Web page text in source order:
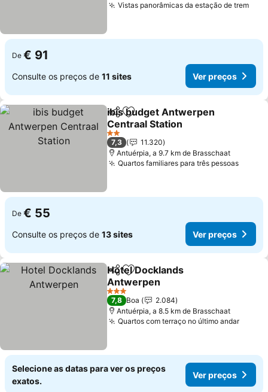
Vistas panorâmicas da estação de trem
De € 91
Consulte os preços de 11 sites Ver preços
PartilharAdicionar aos favoritos
ibis budget Antwerpen
Centraal Station
2 Estrelas
7,3
11.320
Antuérpia, a 9.7 km de Brasschaat
Quartos familiares para três pessoas
De € 55
Consulte os preços de 13 sites Ver preços
PartilharAdicionar aos favoritos
Hotel Docklands
Antwerpen
3 Estrelas
7,8 Boa
2.084
Antuérpia, a 8.5 km de Brasschaat
Quartos com terraço no último andar
Selecione as datas para ver os preços
exatos.
Ver preços